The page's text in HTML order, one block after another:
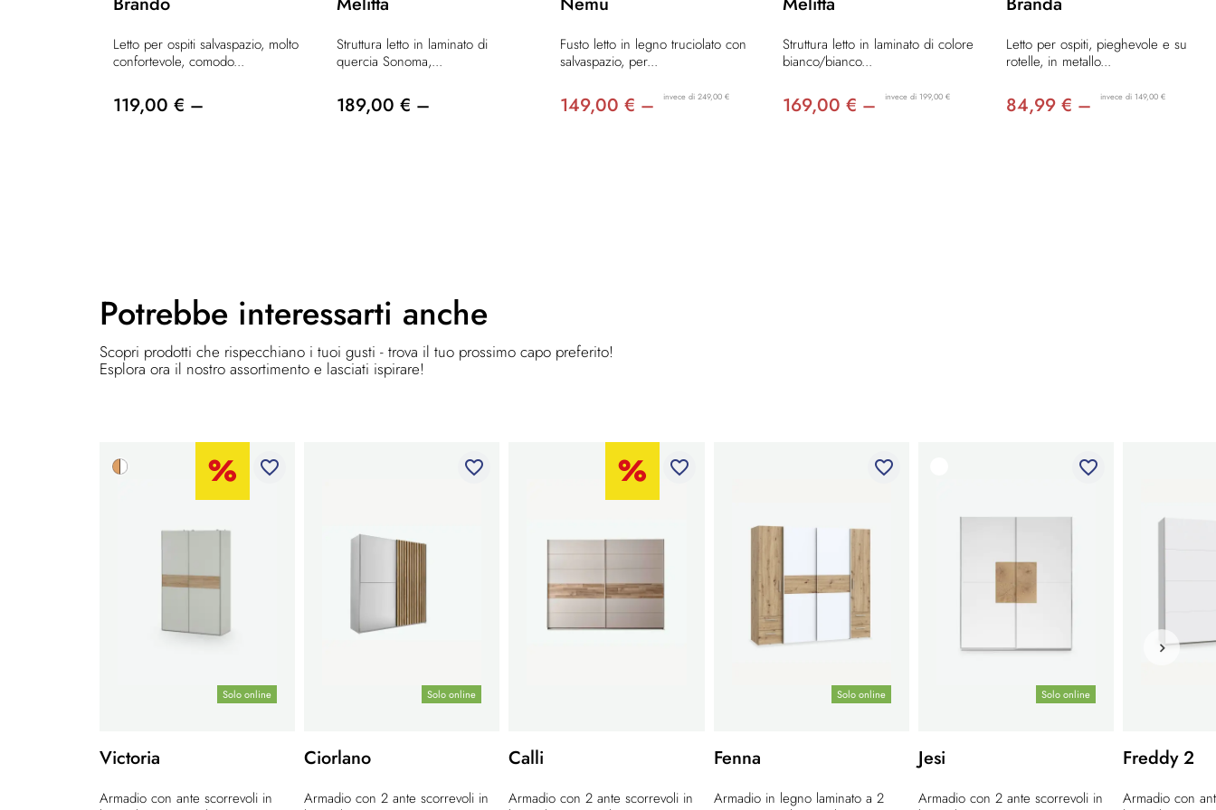
Letto per ospiti salvaspazio, molto
confortevole, comodo...
119,00 € –
Struttura letto in laminato di
quercia Sonoma,...
189,00 € –
Fusto letto in legno truciolato con
salvaspazio, per...
149,00 € – invece di 249,00 €
Struttura letto in laminato di colore
bianco/bianco...
169,00 € – invece di 199,00 €
Letto per ospiti, pieghevole e su
rotelle, in metallo...
84,99 € – invece di 149,00 €
Potrebbe interessarti anche
Scopri prodotti che rispecchiano i tuoi gusti - trova il tuo prossimo capo preferito!
Esplora ora il nostro assortimento e lasciati ispirare!
Solo online
favorite_border
Victoria
Armadio con ante scorrevoli in
Solo online
favorite_border
Ciorlano
Armadio con 2 ante scorrevoli in
favorite_border
Calli
Armadio con 2 ante scorrevoli in
Solo online
favorite_border
Fenna
Armadio in legno laminato a 2
Solo online
favorite_border
Jesi
Armadio con 2 ante scorrevoli in
Freddy 2
Armadio con